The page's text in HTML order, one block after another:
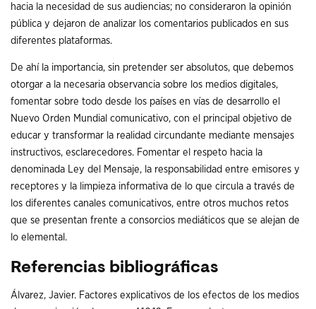
hacia la necesidad de sus audiencias; no consideraron la opinión
pública y dejaron de analizar los comentarios publicados en sus
diferentes plataformas.
De ahí la importancia, sin pretender ser absolutos, que debemos
otorgar a la necesaria observancia sobre los medios digitales,
fomentar sobre todo desde los países en vías de desarrollo el
Nuevo Orden Mundial comunicativo, con el principal objetivo de
educar y transformar la realidad circundante mediante mensajes
instructivos, esclarecedores. Fomentar el respeto hacia la
denominada Ley del Mensaje, la responsabilidad entre emisores y
receptores y la limpieza informativa de lo que circula a través de
los diferentes canales comunicativos, entre otros muchos retos
que se presentan frente a consorcios mediáticos que se alejan de
lo elemental.
Referencias bibliográficas
Álvarez, Javier. Factores explicativos de los efectos de los medios